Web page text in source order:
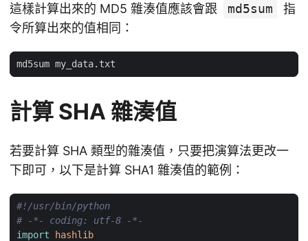
這樣計算出來的 MD5 雜湊值應該會跟 md5sum
指
令所算出來的值相同：
計算 SHA 雜湊值
若要計算 SHA 類型的雜湊值，只要把演算法更改一
下即可，以下是計算 SHA1 雜湊值的範例：
#!/usr/bin/python
# -*- coding: utf-8 -*-
import
hashlib